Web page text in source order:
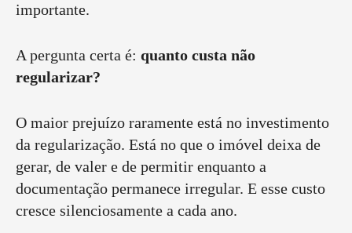
importante.
A pergunta certa é: quanto custa não
regularizar?
O maior prejuízo raramente está no investimento
da regularização. Está no que o imóvel deixa de
gerar, de valer e de permitir enquanto a
documentação permanece irregular. E esse custo
cresce silenciosamente a cada ano.